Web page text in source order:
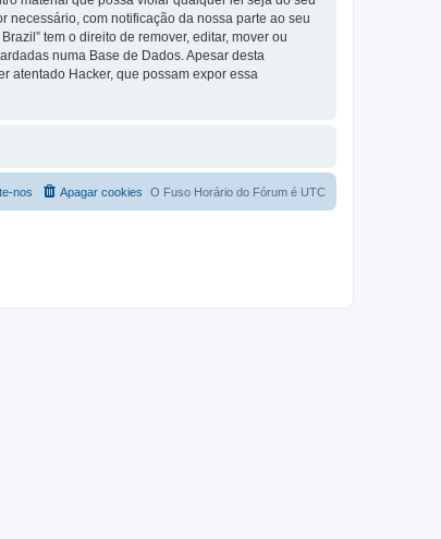
necessário, com notificação da nossa parte ao seu
tem o direito de remover, editar, mover ou
numa Base de Dados. Apesar desta
atentado Hacker, que possam expor essa
O Fuso Horário do Fórum é UTC
Apagar cookies
nos